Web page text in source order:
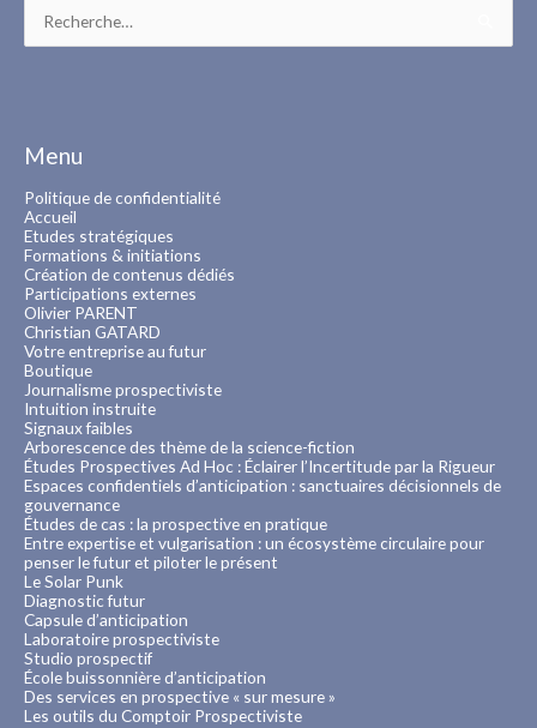
Rechercher :
Menu
Politique de confidentialité
Accueil
Etudes stratégiques
Formations & initiations
Création de contenus dédiés
Participations externes
Olivier PARENT
Christian GATARD
Votre entreprise au futur
Boutique
Journalisme prospectiviste
Intuition instruite
Signaux faibles
Arborescence des thème de la science-fiction
Études Prospectives Ad Hoc : Éclairer l’Incertitude par la Rigueur
Espaces confidentiels d’anticipation : sanctuaires décisionnels de
gouvernance
Études de cas : la prospective en pratique
Entre expertise et vulgarisation : un écosystème circulaire pour
penser le futur et piloter le présent
Le Solar Punk
Diagnostic futur
Capsule d’anticipation
Laboratoire prospectiviste
Studio prospectif
École buissonnière d’anticipation
Des services en prospective « sur mesure »
Les outils du Comptoir Prospectiviste